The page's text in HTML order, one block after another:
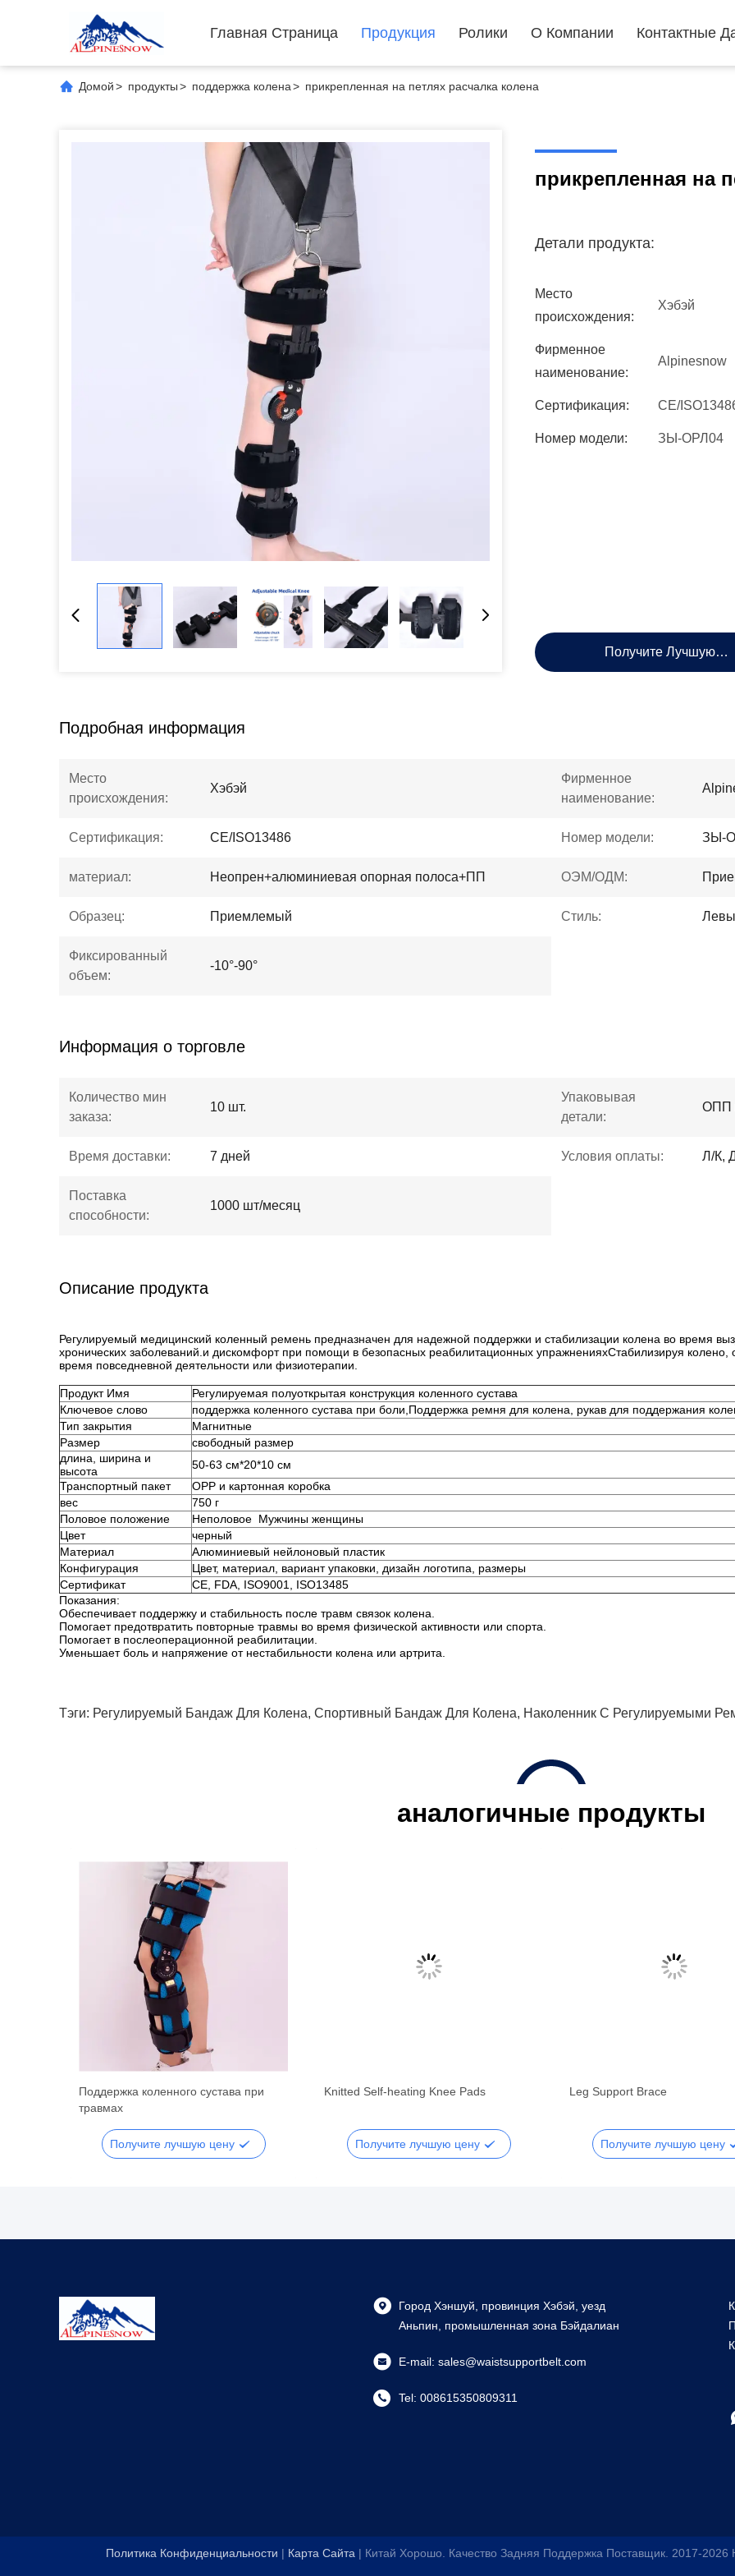
Главная Страница Продукция Ролики О Компании Контактные
Домой> продукты> поддержка колена> прикрепленная на петлях расчалка колена
прикрепленная на
Детали продукта:
Место
происхождения:
Хэбэй
Фирменное
наименование:
Alpinesnow
Сертификация: CE/
Номер модели: ЗЫ-ОРЛ04
Получите Лучшую
Подробная информация
Место
происхождения:
Хэбэй
Фирменное
наименование:
Сертификация: CE/ISO13486 Номер модели: ЗЫ-
материал: Неопрен+алюминиевая опорная полоса+ПП ОЭМ/ОДМ:
Образец: Приемлемый Стиль:
Фиксированный
объем:
-10°-90°
Информация о торговле
Количество мин
заказа:
10 шт.
Упаковывая
детали:
ОПП
Время доставки: 7 дней Условия оплаты: Л/К,
Поставка
способности:
1000 шт/месяц
Описание продукта
Регулируемый медицинский коленный ремень предназначен для надежной поддержки и стабилизации колена во время
хронических заболеваний.и дискомфорт при помощи в безопасных реабилитационных упражненияхСтабилизируя колено,
время повседневной деятельности или физиотерапии.
Продукт Имя
Регулируемая полуоткрытая конструкция коленного сустава
Ключевое слово
поддержка коленного сустава при боли Поддержка ремня для колена, рукав для поддержания
Тип закрытия
Магнитные
Размер
свободный размер
длина, ширина и
высота
50-63 см*20*10 см
Транспортный пакет
OPP и картонная коробка
вес
750 г
Половое положение
Неполовое Мужчины женщины
Цвет
черный
Материал
Алюминиевый нейлоновый пластик
Конфигурация
Цвет, материал, вариант упаковки, дизайн логотипа, размеры
Сертификат
CE, FDA, ISO9001, ISO13485
Показания:
Обеспечивает поддержку и стабильность после травм связок колена.
Помогает предотвратить повторные травмы во время физической активности или спорта.
Помогает в послеоперационной реабилитации.
Уменьшает боль и напряжение от нестабильности колена или артрита.
Тэги: Регулируемый Бандаж Для Колена, Спортивный Бандаж Для Колена, Наколенник С Регулируемыми
аналогичные продукты
Поддержка коленного сустава при
травмах
Получите лучшую цену
Knitted Self-heating Knee Pads
Получите лучшую цену
Leg Support Brace
Получите лучшую цену
Город Хэншуй, провинция Хэбэй, уезд
Аньпин, промышленная зона Бэйдалиан
E-mail: sales@waistsupportbelt.com
Tel: 008615350809311
Политика Конфиденциальности | Карта Сайта | Китай Хорошо. Качество Задняя Поддержка Поставщик. 2017-2026